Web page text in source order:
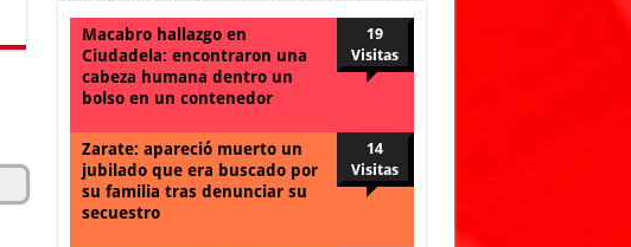
Macabro hallazgo en
Ciudadela: encontraron una
cabeza humana dentro un
bolso en un contenedor
19
Visitas
Zarate: apareció muerto un
jubilado que era buscado por
su familia tras denunciar su
secuestro
14
Visitas